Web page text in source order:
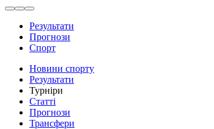
Результати
Прогнози
Спорт
Новини спорту
Результати
Турніри
Статті
Прогнози
Трансфери